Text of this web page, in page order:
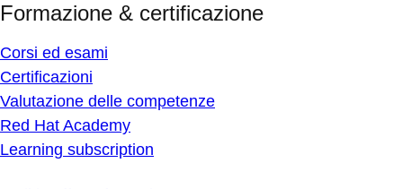
Formazione & certificazione
Corsi ed esami
Certificazioni
Valutazione delle competenze
Red Hat Academy
Learning subscription